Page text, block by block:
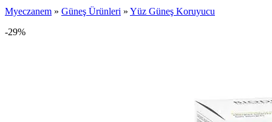
Myeczanem » Güneş Ürünleri » Yüz Güneş Koruyucu
-29%